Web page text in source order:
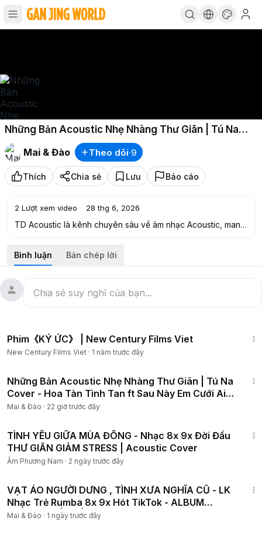
Những Bản Acoustic Nhẹ Nhàng Thư Giãn | Tú Na
Cover - Hạt Mưa Vương Vấn, Nếu Em Không Về, Lụy
TìnhMai & Đào Theo dõi·9
Thích Chia sẻ Lưu Báo cáo
2 Lượt xem video · 28 thg 6, 2026
TD Acoustic là kênh chuyên sâu về âm nhạc Acoustic, mang
phong cách đơn giản nhưng tinh tế, TD Acoustic không chỉ
chia sẻ những bản cover nhẹ nhàng mà còn giới thiệu các
Cảm ơn các bạn đã quan tâm đến TD Acoustic!
00:04:33: Tìm Em
00:08:47: Hoa Tàn Tình Tan
00:17:02: Em Thua Cô Ta
00:21:27: Lụy Tình
00:26:21 : Mưa Của Trời Mây
00:36:41 : Ngỡ Như Giấc Mơ
00:40:54 : Hãy Về Đây Bên Anh
00:45:41
: Sau Này Anh Cưới Ai Rồi
00:55:30
: Mở Lối Cho Em 2
01:00:31 : Tình Ta Hai Ngã
01:06:48: Chiều Hôm Ấy
01:12:00
: Nếu Em Không Về
Bình luận Bản chép lời
Phim《KÝ ỨC》 | New Century Films Viet
New Century Films Viet · 1 năm trước đây
Những Bản Acoustic Nhẹ Nhàng Thư Giãn | Tú Na
Cover - Hoa Tàn Tình Tan ft Sau Này Em Cưới Ai
Rồi
Mai & Đào · 22 giờ trước đây
TÌNH YÊU GIỮA MÙA ĐÔNG - Nhạc 8x 9x Đời Đầu
THƯ GIÃN GIẢM STRESS | Acoustic Cover
Âm Phương Nam · 2 ngày trước đây
VẠT ÁO NGƯỜI DƯNG , TÌNH XƯA NGHĨA CŨ - LK
Nhạc Trẻ Rumba 8x 9x Hót TikTok - ALBUM
RUMBA XUẤT SẮC
Mai & Đào · 1 ngày trước đây